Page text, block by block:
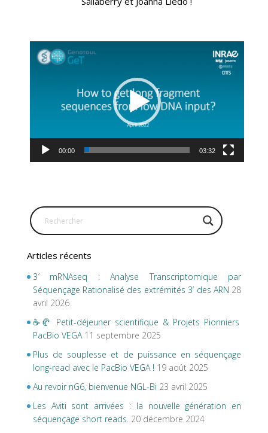
Lecteur
vidéo
00:00 03:32
Articles récents
3′ mRNAseq : Analyse Transcriptomique par
Séquençage Rationalisé des extrémités 3’ des ARN 28
avril 2026
☕🥐 Petit-déjeuner scientifique & Projets Pionniers
PacBio VEGA 11 septembre 2025
Plus de souplesse et de puissance en séquençage
long-read avec le PacBio VEGA ! 19 août 2025
Au revoir nG6, bienvenue NGL-Bi 23 avril 2025
Les Aviti sont arrivées : la nouvelle génération en
séquençage short reads. 20 décembre 2024